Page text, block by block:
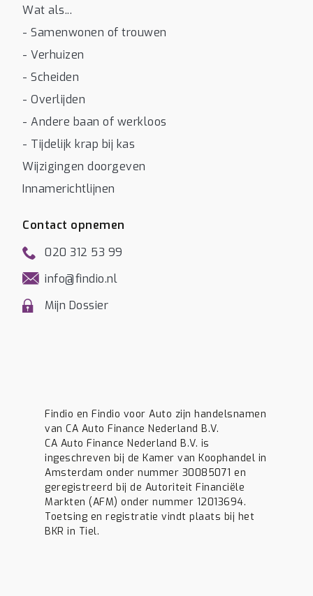
Wat als...
- Samenwonen of trouwen
- Verhuizen
- Scheiden
- Overlijden
- Andere baan of werkloos
- Tijdelijk krap bij kas
Wijzigingen doorgeven
Innamerichtlijnen
Contact opnemen
020 312 53 99
info@findio.nl
Mijn Dossier
Findio en Findio voor Auto zijn handelsnamen
van CA Auto Finance Nederland B.V.
CA Auto Finance Nederland B.V. is
ingeschreven bij de Kamer van Koophandel in
Amsterdam onder nummer 30085071 en
geregistreerd bij de Autoriteit Financiële
Markten (AFM) onder nummer 12013694.
Toetsing en registratie vindt plaats bij het
BKR in Tiel.